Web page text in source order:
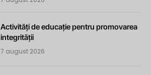
Activități de educație pentru promovarea
integrității
7 august 2026